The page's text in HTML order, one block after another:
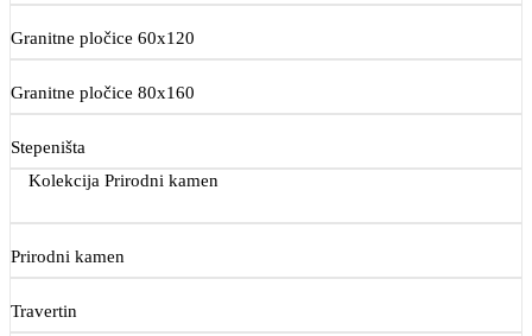
Granitne pločice 60x120
Granitne pločice 80x160
Stepeništa
Kolekcija Prirodni kamen
Prirodni kamen
Travertin